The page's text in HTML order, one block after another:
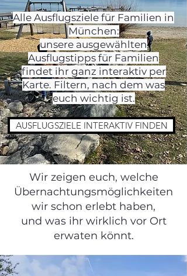
Alle Ausflugsziele für Familien in
München:
unsere ausgewählten
Ausflugstipps für Familien
findet ihr ganz interaktiv per
Karte. Filtern, nach dem was
euch wichtig ist.
AUSFLUGSZIELE INTERAKTIV FINDEN
Wir zeigen euch, welche
Übernachtungsmöglichkeiten
wir schon erlebt haben,
und was ihr wirklich vor Ort
erwaten könnt.